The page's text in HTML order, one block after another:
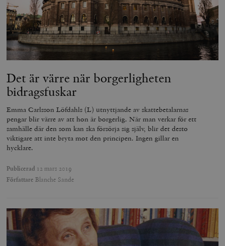
Det är värre när borgerligheten
bidragsfuskar
Emma Carlsson Löfdahls (L) utnyttjande av skattebetalarnas
pengar blir värre av att hon är borgerlig. När man verkar för ett
samhälle där den som kan ska försörja sig själv, blir det desto
viktigare att inte bryta mot den principen. Ingen gillar en
hycklare.
Publicerad 12 mars 2019
Författare Blanche Sande